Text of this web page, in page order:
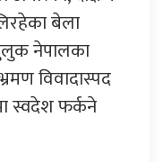
बेला
नेपालका
विवादास्पद
स्वदेश फर्कने